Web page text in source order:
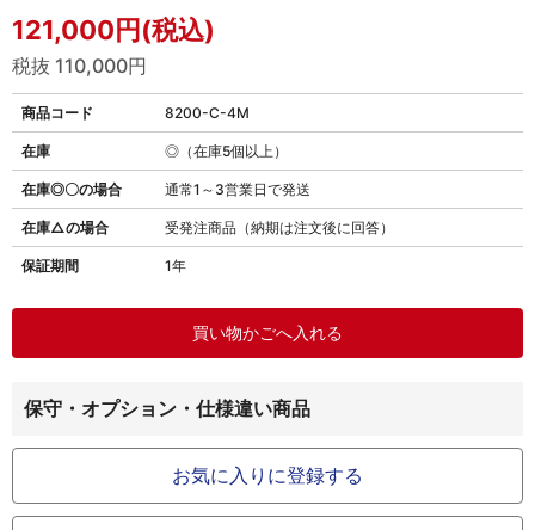
121,000円(税込)
税抜 110,000円
商品コード 8200-C-4M
在庫◎〇の場合 通常1～3営業日で発送
在庫△の場合 受発注商品（納期は注文後に回答）
保証期間 1年
在庫 ◎（在庫5個以上）
保守・オプション・仕様違い商品
お気に入りに登録する